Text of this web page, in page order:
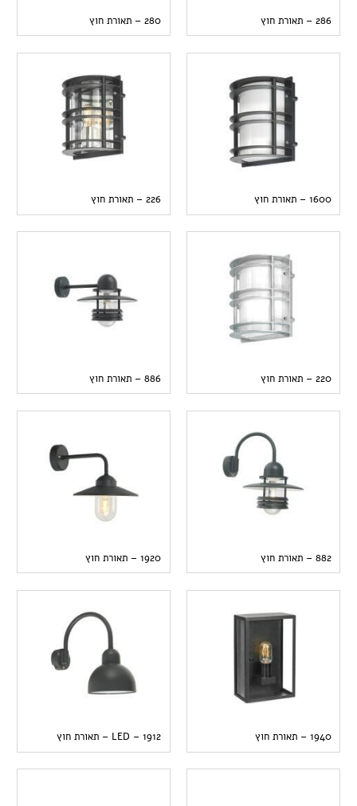
286 – תאורת חוץ 280 – תאורת חוץ
1600 – תאורת חוץ 226 – תאורת חוץ
220 – תאורת חוץ 886 – תאורת חוץ
882 – תאורת חוץ 1920 – תאורת חוץ
1940 – תאורת חוץ 1912 – LED – תאורת חוץ